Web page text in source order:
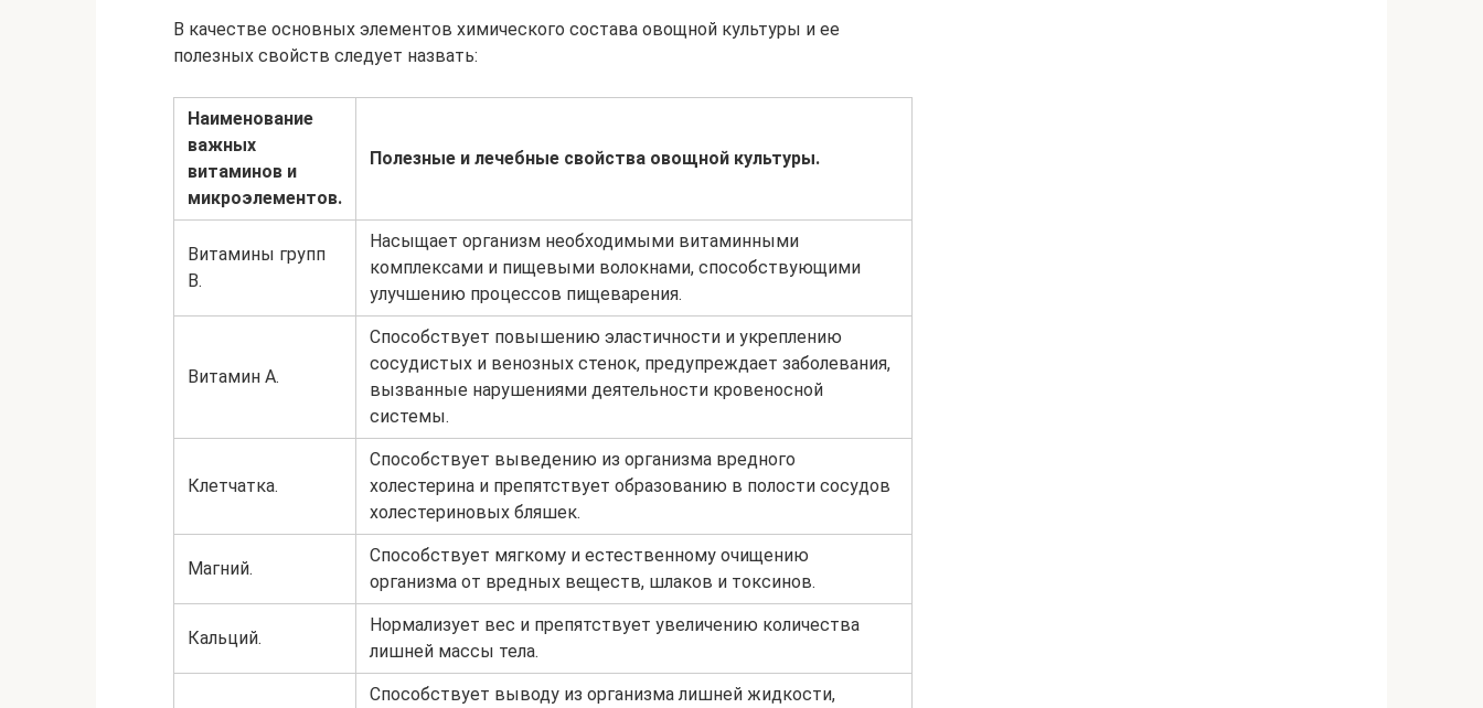
В качестве основных элементов химического состава овощной культуры и ее
полезных свойств следует назвать:
Наименование
важных
витаминов и
микроэлементов.
Полезные и лечебные свойства овощной культуры.
Витамины групп
В.
Насыщает организм необходимыми витаминными
комплексами и пищевыми волокнами, способствующими
улучшению процессов пищеварения.
Витамин А.
Способствует повышению эластичности и укреплению
сосудистых и венозных стенок, предупреждает заболевания,
вызванные нарушениями деятельности кровеносной
системы.
Клетчатка.
Способствует выведению из организма вредного
холестерина и препятствует образованию в полости сосудов
холестериновых бляшек.
Магний.
Способствует мягкому и естественному очищению
организма от вредных веществ, шлаков и токсинов.
Кальций.
Нормализует вес и препятствует увеличению количества
лишней массы тела.
Способствует выводу из организма лишней жидкости,